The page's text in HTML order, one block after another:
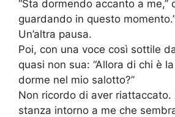
“Sta dormendo accanto a me,”
guardando in questo
Un’altra pausa.
Poi, con una voce così sottile
quasi non sua: “Allora di chi è
dorme nel mio salotto?”
Non ricordo di aver riattaccato.
stanza intorno a me che